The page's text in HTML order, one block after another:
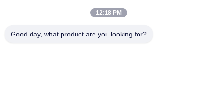
12:18 PM
Good day, what product are you looking for?